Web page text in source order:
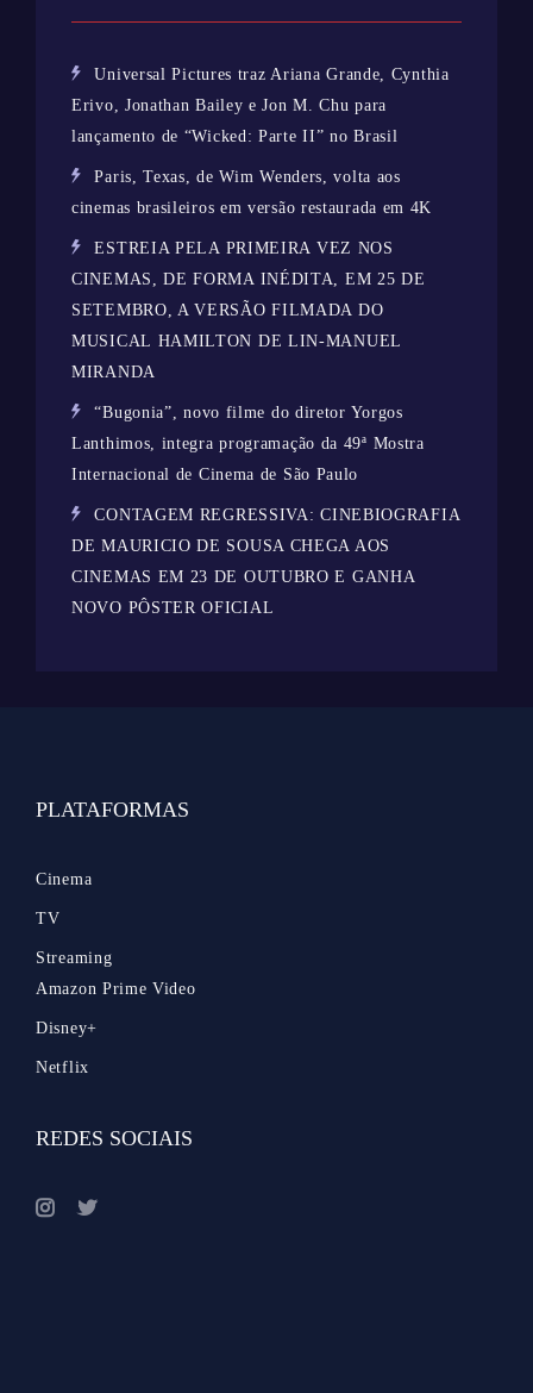
Universal Pictures traz Ariana Grande, Cynthia
Erivo, Jonathan Bailey e Jon M. Chu para
lançamento de “Wicked: Parte II” no Brasil
Paris, Texas, de Wim Wenders, volta aos
cinemas brasileiros em versão restaurada em 4K
ESTREIA PELA PRIMEIRA VEZ NOS
CINEMAS, DE FORMA INÉDITA, EM 25 DE
SETEMBRO, A VERSÃO FILMADA DO
MUSICAL HAMILTON DE LIN-MANUEL
MIRANDA
“Bugonia”, novo filme do diretor Yorgos
Lanthimos, integra programação da 49ª Mostra
Internacional de Cinema de São Paulo
CONTAGEM REGRESSIVA: CINEBIOGRAFIA
DE MAURICIO DE SOUSA CHEGA AOS
CINEMAS EM 23 DE OUTUBRO E GANHA
NOVO PÔSTER OFICIAL
PLATAFORMAS
Cinema
TV
Streaming
Amazon Prime Video
Disney+
Netflix
REDES SOCIAIS